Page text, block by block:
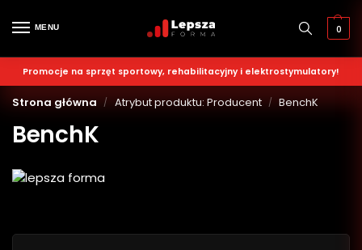
MENU 0
Promocje na sprzęt sportowy, rehabilitacyjny i elektrostymulatory!
Strona główna / Atrybut produktu: Producent / BenchK
BenchK